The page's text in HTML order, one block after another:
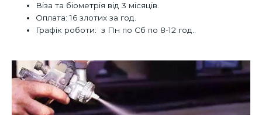
Віза та біометрія від 3 місяців.
Оплата: 16 злотих за год.
Графік роботи: з Пн по Сб по 8-12 год..